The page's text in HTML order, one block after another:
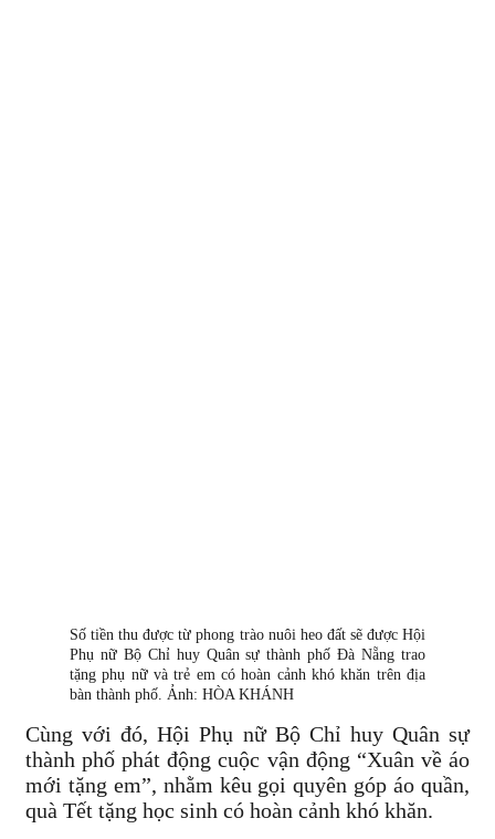
Số tiền thu được từ phong trào nuôi heo đất sẽ được Hội
Phụ nữ Bộ Chỉ huy Quân sự thành phố Đà Nẵng trao
tặng phụ nữ và trẻ em có hoàn cảnh khó khăn trên địa
bàn thành phố. Ảnh: HÒA KHÁNH
Cùng với đó, Hội Phụ nữ Bộ Chỉ huy Quân sự
thành phố phát động cuộc vận động “Xuân về áo
mới tặng em”, nhằm kêu gọi quyên góp áo quần,
quà Tết tặng học sinh có hoàn cảnh khó khăn.